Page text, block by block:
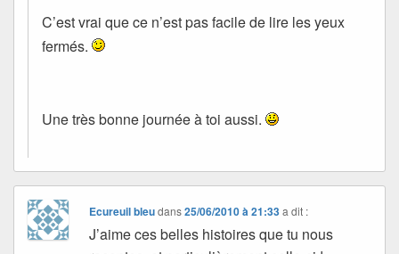
C’est vrai que ce n’est pas facile de lire les yeux
fermés.
Une très bonne journée à toi aussi.
Ecureuil bleudans25/06/2010 à 21:33 a dit :
J’aime ces belles histoires que tu nous